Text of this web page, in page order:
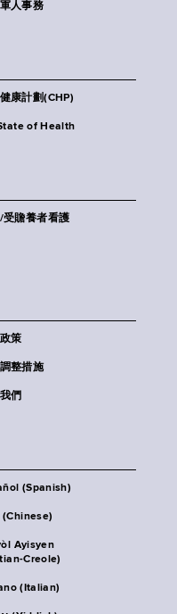
人事務
康計劃(CHP)
of Health
受贍養者看護
策
整措施
們
(Spanish)
(Chinese)
Ayisyen
Creole)
(Italian)